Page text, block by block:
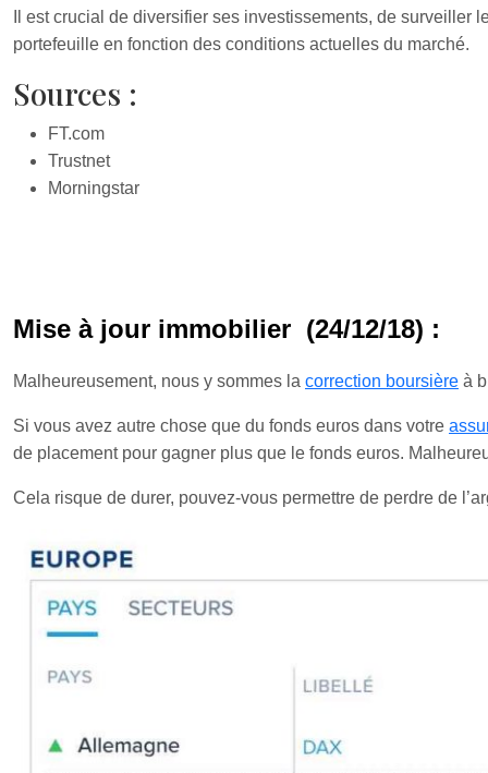
Il est crucial de diversifier ses investissements, de
portefeuille en fonction des conditions actuelles du marché.
Sources :
FT.com
Trustnet
Morningstar
Mise à jour immobilier (24/12/18) :
Malheureusement, nous y sommes la correction boursière à
Si vous avez autre chose que du fonds euros dans votre
de placement pour gagner plus que le fonds euros.
Cela risque de durer, pouvez-vous permettre de perdre de